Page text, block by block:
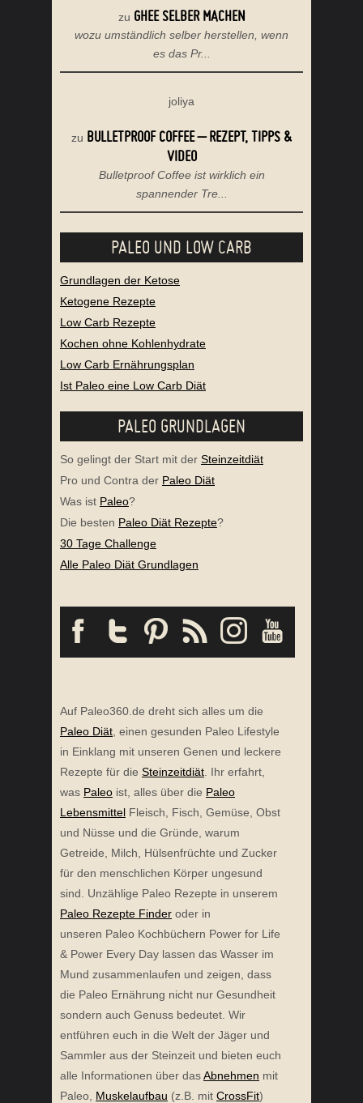
zu GHEE SELBER MACHEN
wozu umständlich selber herstellen, wenn
es das Pr...
joliya
zu BULLETPROOF COFFEE – REZEPT, TIPPS &
VIDEO
Bulletproof Coffee ist wirklich ein
spannender Tre...
PALEO UND LOW CARB
Grundlagen der Ketose
Ketogene Rezepte
Low Carb Rezepte
Kochen ohne Kohlenhydrate
Low Carb Ernährungsplan
Ist Paleo eine Low Carb Diät
PALEO GRUNDLAGEN
So gelingt der Start mit der Steinzeitdiät
Pro und Contra der Paleo Diät
Was ist Paleo?
Die besten Paleo Diät Rezepte?
30 Tage Challenge
Alle Paleo Diät Grundlagen
Auf Paleo360.de dreht sich alles um die
Paleo Diät , einen gesunden Paleo Lifestyle
in Einklang mit unseren Genen und leckere
Rezepte für die Steinzeitdiät . Ihr erfahrt,
was Paleo ist, alles über die Paleo
Lebensmittel Fleisch, Fisch, Gemüse, Obst
und Nüsse und die Gründe, warum
Getreide, Milch, Hülsenfrüchte und Zucker
für den menschlichen Körper ungesund
sind. Unzählige Paleo Rezepte in unserem
Paleo Rezepte Finder oder in
unseren Paleo Kochbüchern Power for Life
& Power Every Day lassen das Wasser im
Mund zusammenlaufen und zeigen, dass
die Paleo Ernährung nicht nur Gesundheit
sondern auch Genuss bedeutet. Wir
entführen euch in die Welt der Jäger und
Sammler aus der Steinzeit und bieten euch
alle Informationen über dasAbnehmen mit
Paleo, Muskelaufbau (z.B. mit CrossFit)